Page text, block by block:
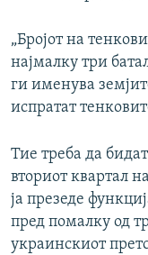
„Бројот на
најмалку три
ги именува
испратат
Тие треба да
вториот квартал
ја презеде
пред помалку од
украинскиот